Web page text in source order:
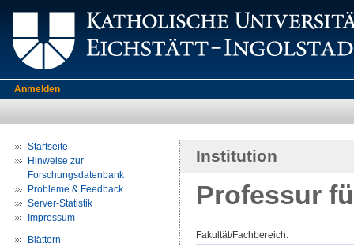
Anmelden
Startseite
Hinweise zur
Forschungsdatenbank
Probleme & Feedback
Server-Statistik
Impressum
Blättern
Institution
Professur
Fakultät/Fachbereich: